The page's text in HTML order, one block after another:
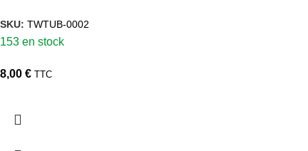
SKU: TWTUB-0002
153 en stock
8,00 € TTC